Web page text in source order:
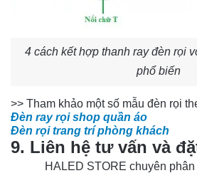
4 cách kết hợp thanh ray đèn rọi
phổ biến
>> Tham khảo một số mẫu đèn rọi
Đèn ray rọi shop quần áo
Đèn rọi trang trí phòng khách
9. Liên hệ tư vấn và
HALED STORE chuyên